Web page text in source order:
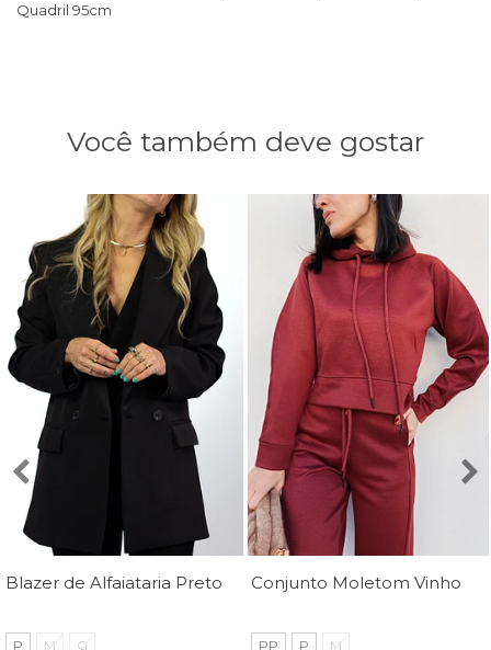
Quadril 95cm
Você também deve gostar
P M G PP P M